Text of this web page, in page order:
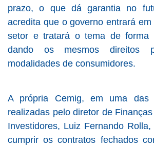
prazo, o que dá garantia no
acredita que o governo entrará
setor e tratará o tema de forma
dando os mesmos direitos
modalidades de consumidores.
A própria Cemig, em uma das
realizadas pelo diretor de
Investidores, Luiz Fernando
cumprir os contratos fechados